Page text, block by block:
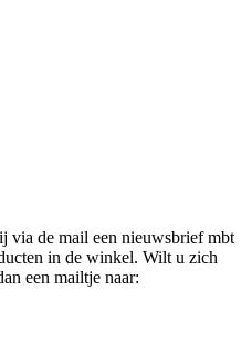
via de mail een nieuwsbrief mbt
in de winkel. Wilt u zich
een mailtje naar: